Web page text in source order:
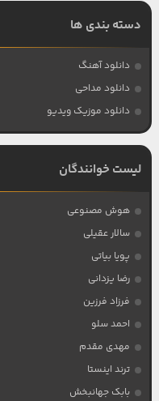
دسته بندی ها
دانلود آهنگ
دانلود مداحی
دانلود موزیک ویدیو
لیست خوانندگان
هوش مصنوعی
سالار عقیلی
پویا بیاتی
رضا یزدانی
فرزاد فرزین
احمد سلو
مهدی مقدم
ترند اینستا
بابک جهانبخش